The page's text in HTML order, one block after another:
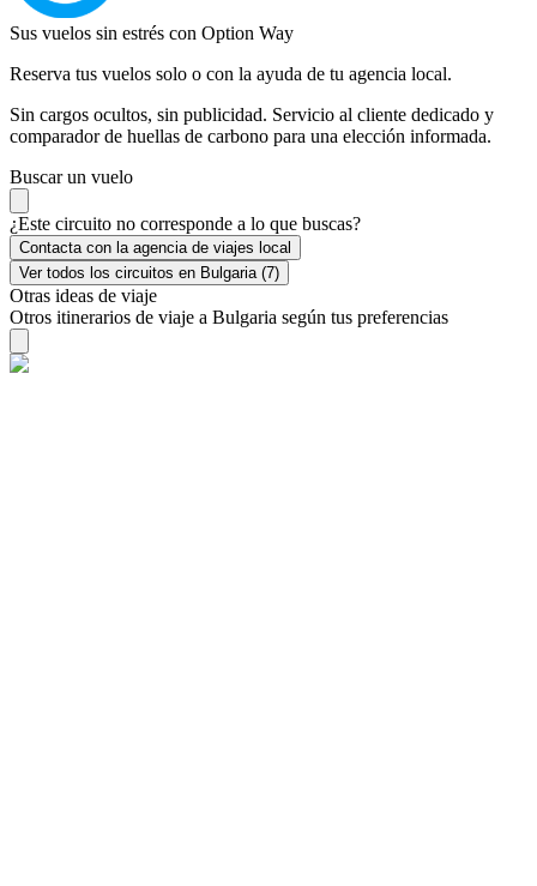
Sus vuelos sin estrés con Option Way
Reserva tus vuelos solo o con la ayuda de tu agencia local.
Sin cargos ocultos, sin publicidad. Servicio al cliente dedicado y
comparador de huellas de carbono para una elección informada.
Buscar un vuelo
¿Este circuito no corresponde a lo que buscas?
Contacta con la agencia de viajes local
Ver todos los circuitos en Bulgaria (7)
Otras ideas de viaje
Otros itinerarios de viaje a Bulgaria según tus preferencias